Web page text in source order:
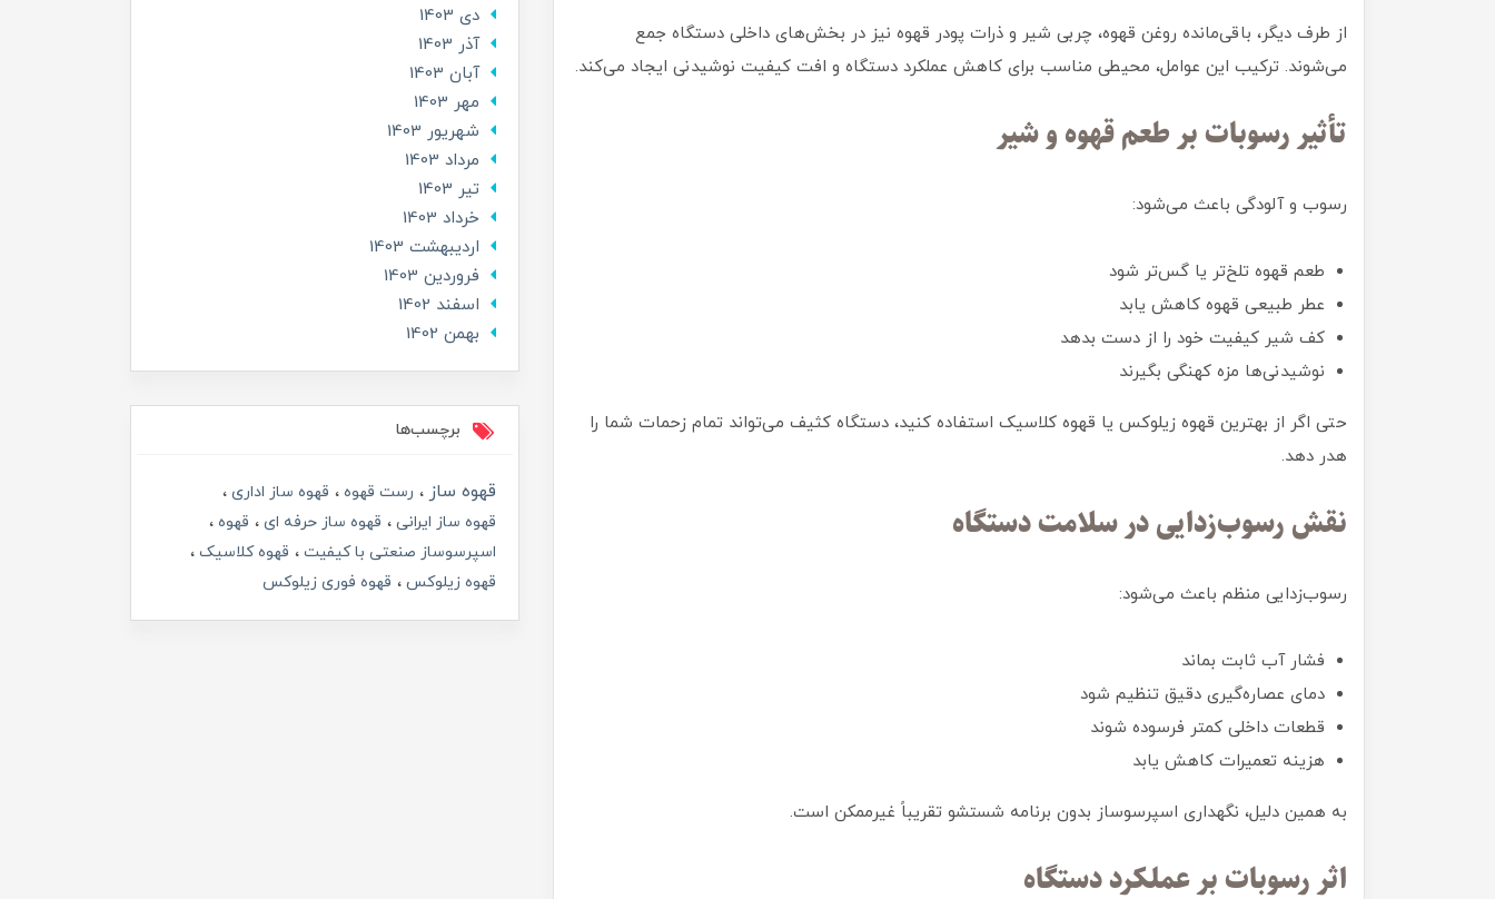
از طرف دیگر، باقی‌مانده روغن قهوه، چربی شیر و ذرات پودر قهوه نیز در بخش‌های داخلی دستگاه جمع
می‌شوند. ترکیب این عوامل، محیطی مناسب برای کاهش عملکرد دستگاه و افت کیفیت نوشیدنی ایجاد می‌کند.
تأثیر رسوبات بر طعم قهوه و شیر
رسوب و آلودگی باعث می‌شود:
طعم قهوه تلخ‌تر یا گس‌تر شود
عطر طبیعی قهوه کاهش یابد
کف شیر کیفیت خود را از دست بدهد
نوشیدنی‌ها مزه کهنگی بگیرند
حتی اگر از بهترین قهوه زیلوکس یا قهوه کلاسیک استفاده کنید، دستگاه کثیف می‌تواند تمام زحمات شما را
هدر دهد.
نقش رسوب‌زدایی در سلامت دستگاه
رسوب‌زدایی منظم باعث می‌شود:
فشار آب ثابت بماند
دمای عصاره‌گیری دقیق تنظیم شود
قطعات داخلی کمتر فرسوده شوند
هزینه تعمیرات کاهش یابد
به همین دلیل، نگهداری اسپرسوساز بدون برنامه شستشو تقریباً غیرممکن است.
اثر رسوبات بر عملکرد دستگاه
دی 1403
آذر 1403
آبان 1403
مهر 1403
شهریور 1403
مرداد 1403
تير 1403
خرداد 1403
ارديبهشت 1403
فروردین 1403
اسفند 1402
بهمن 1402
برچسب‌ها
قهوه ساز رست قهوه
قهوه ساز اداری
قهوه ساز ایرانی
قهوه ساز حرفه ای
قهوه
اسپرسوساز صنعتی با کیفیت
قهوه کلاسیک
قهوه زیلوکس
قهوه فوری زیلوکس